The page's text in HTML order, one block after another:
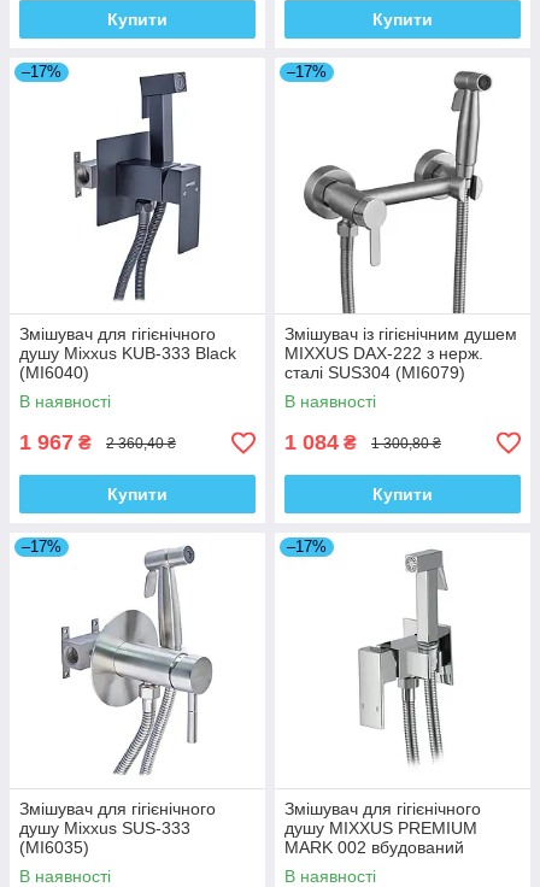
Купити Купити
–17%
Змішувач для гігієнічного
душу Mixxus KUB-333 Black
(MI6040)
В наявності
1 967 ₴ 2 360,40 ₴
Купити
–17%
Змішувач із гігієнічним душем
MIXXUS DAX-222 з нерж.
сталі SUS304 (MI6079)
В наявності
1 084 ₴ 1 300,80 ₴
Купити
–17%
Змішувач для гігієнічного
душу Mixxus SUS-333
(MI6035)
В наявності
–17%
Змішувач для гігієнічного
душу MIXXUS PREMIUM
MARK 002 вбудований
(MI5967)
В наявності